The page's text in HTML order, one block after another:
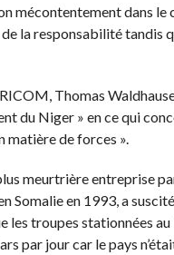
dans le
la responsabilité tandis
Thomas
du Niger » en ce qui
matière de forces ».
meurtrière entreprise
Somalie en 1993, a
troupes stationnées
par jour car le pays